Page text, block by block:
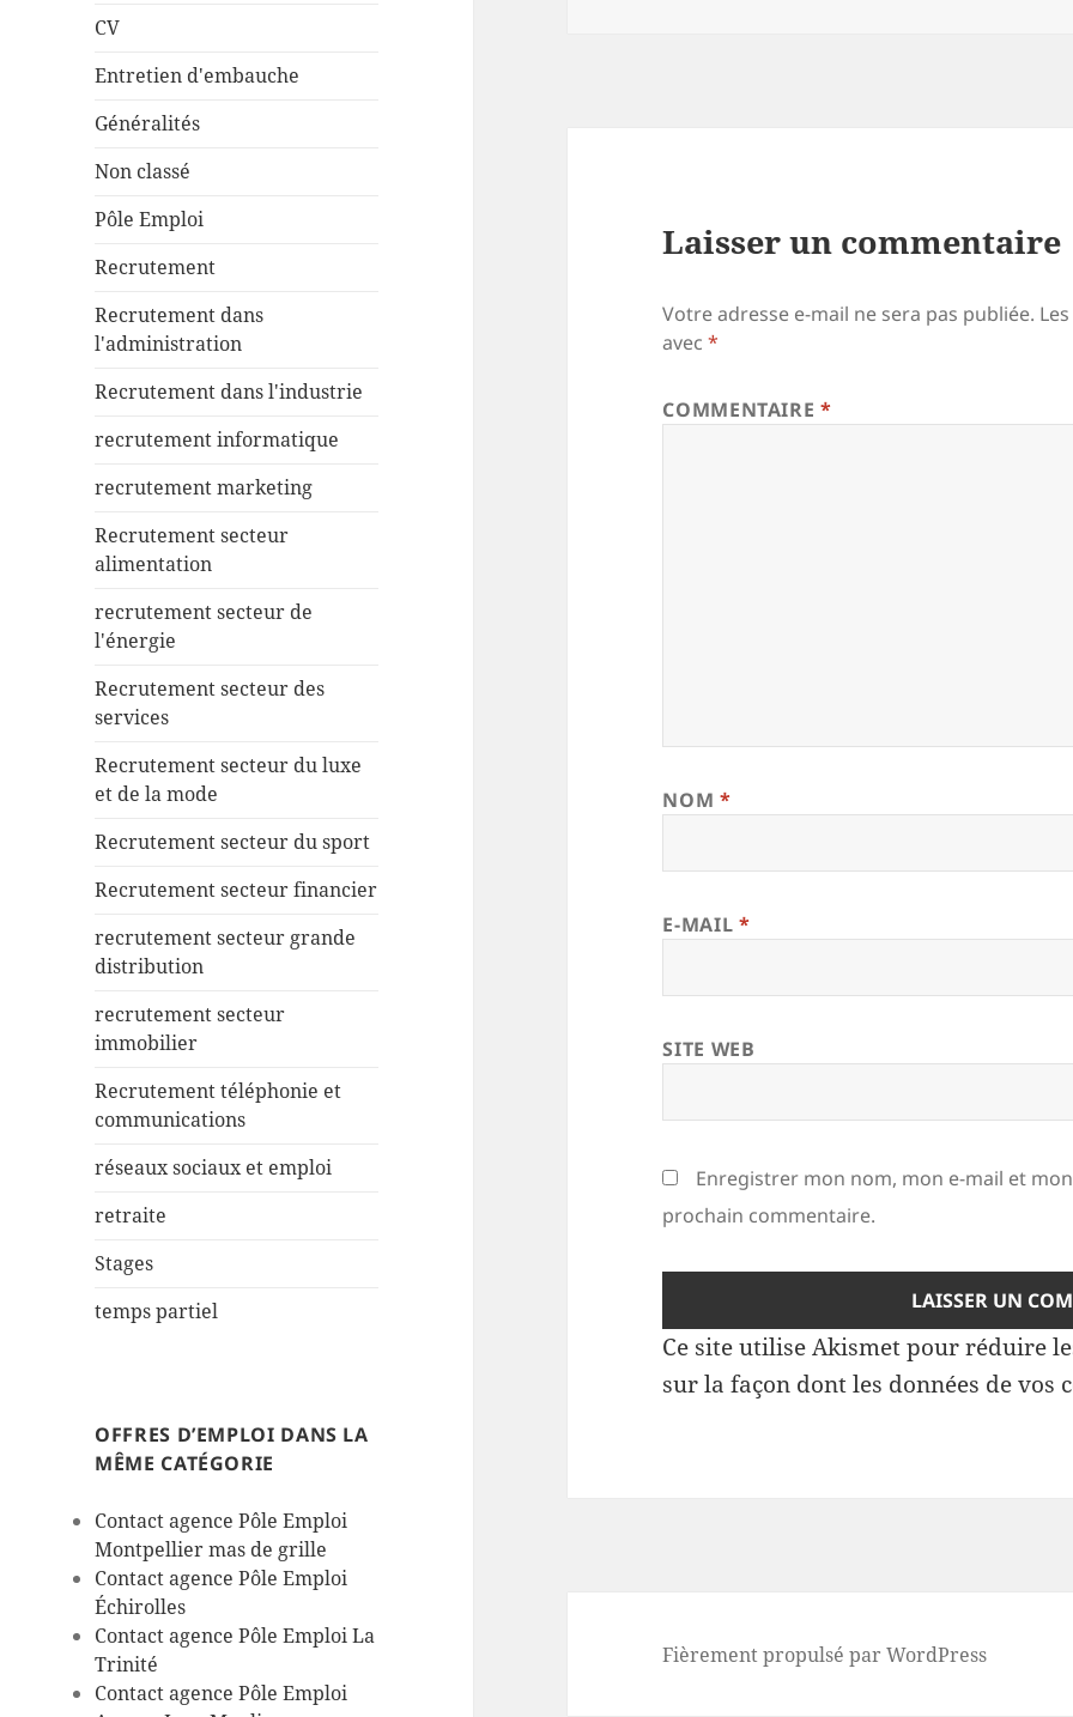
CV
Entretien d'embauche
Généralités
Non classé
Pôle Emploi
Recrutement
Recrutement dans
l'administration
Recrutement dans l'industrie
recrutement informatique
recrutement marketing
Recrutement secteur
alimentation
recrutement secteur de
l'énergie
Recrutement secteur des
services
Recrutement secteur du luxe
et de la mode
Recrutement secteur du sport
Recrutement secteur financier
recrutement secteur grande
distribution
recrutement secteur
immobilier
Recrutement téléphonie et
communications
réseaux sociaux et emploi
retraite
Stages
temps partiel
OFFRES D’EMPLOI DANS LA
MÊME CATÉGORIE
Contact agence Pôle Emploi
Montpellier mas de grille
Contact agence Pôle Emploi
Échirolles
Contact agence Pôle Emploi La
Trinité
Contact agence Pôle Emploi
Laisser un commentaire
Votre adresse e-mail ne sera pas publiée.
avec*
COMMENTAIRE*
NOM *
E-MAIL *
SITE WEB
Enregistrer mon nom, mon e-mail et
prochain commentaire.
Ce site utilise Akismet pour réduire
sur la façon dont les données de vos
Fièrement propulsé par WordPress